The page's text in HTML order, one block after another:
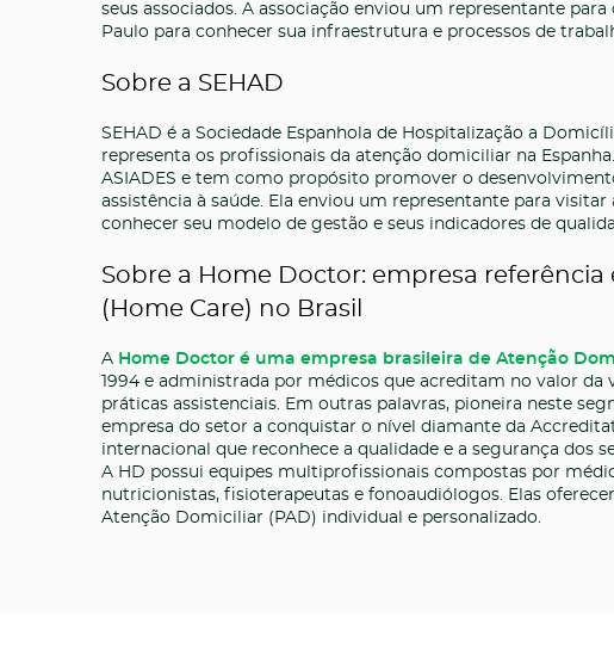
seus associados. A associação enviou um representante
Paulo para conhecer sua infraestrutura e processos de
Sobre a SEHAD
SEHAD é a Sociedade Espanhola de Hospitalização a
representa os profissionais da atenção domiciliar na
ASIADES e tem como propósito promover o
assistência à saúde. Ela enviou um representante para
conhecer seu modelo de gestão e seus indicadores de
Sobre a Home Doctor: empresa
(Home Care) no Brasil
A Home Doctor é uma empresa brasileira de Atenção
1994 e administrada por médicos que acreditam no valor da
práticas assistenciais. Em outras palavras, pioneira neste
empresa do setor a conquistar o nível diamante da
internacional que reconhece a qualidade e a segurança dos
A HD possui equipes multiprofissionais compostas por
nutricionistas, fisioterapeutas e fonoaudiólogos. Elas
Atenção Domiciliar (PAD) individual e personalizado.